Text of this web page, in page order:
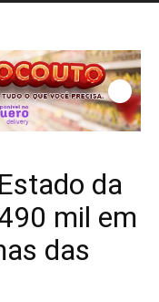
da
mil em
das